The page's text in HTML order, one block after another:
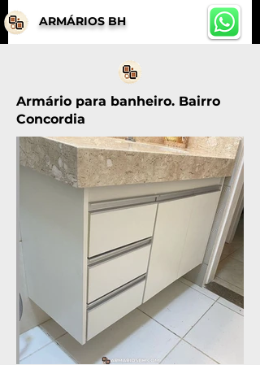
ARMÁRIOS BH
Armário para banheiro. Bairro
Concordia